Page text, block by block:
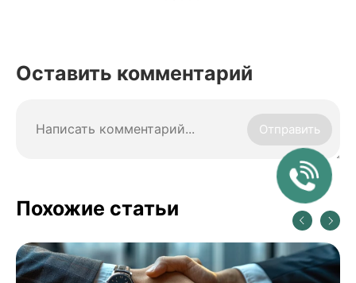
Оставить комментарий
Отправить
Похожие статьи